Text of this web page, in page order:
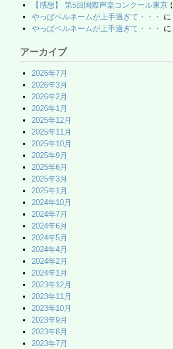
【感想】 第5回国際声楽コンクール東京
やっぱベルネームが上手過ぎて・・・
に
やっぱベルネームが上手過ぎて・・・
に
アーカイブ
2026年7月
2026年3月
2026年2月
2026年1月
2025年12月
2025年11月
2025年10月
2025年9月
2025年6月
2025年3月
2025年1月
2024年10月
2024年7月
2024年6月
2024年5月
2024年4月
2024年2月
2024年1月
2023年12月
2023年11月
2023年10月
2023年9月
2023年8月
2023年7月